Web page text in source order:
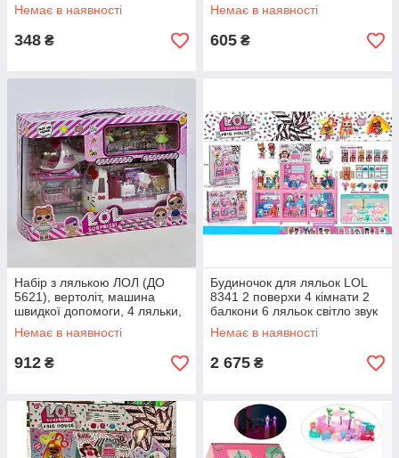
Немає в наявності
348 ₴
Немає в наявності
605 ₴
Набір з лялькою ЛОЛ (ДО
5621), вертоліт, машина
швидкої допомоги, 4 ляльки,
в коробці
Немає в наявності
912 ₴
Будиночок для ляльок LOL
8341 2 поверхи 4 кімнати 2
балкони 6 ляльок світло звук
на батарейках в коробці
Немає в наявності
2 675 ₴